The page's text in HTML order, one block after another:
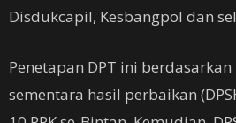
Disdukcapil, Kesbangpol dan
Penetapan DPT ini
sementara hasil perbaikan